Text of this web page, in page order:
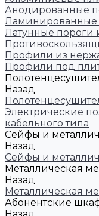
Анодированные
Латунные пороги
Профили из
Профили под
Назад
Электрические
кабельного типа
Сейфы и
Назад
Сейфы и
Металлическая
Назад
Металлическая
Абонентские